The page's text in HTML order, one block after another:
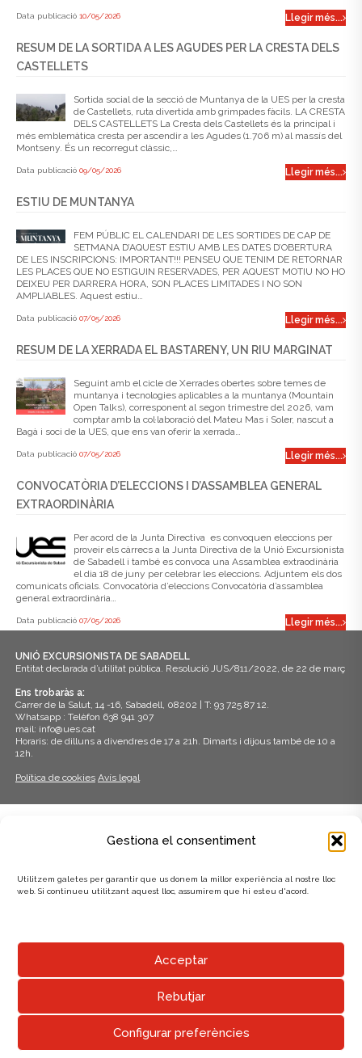
Gestiona el consentiment
Utilitzem galetes per garantir que us donem la millor experiència al nostre lloc
web. Si continueu utilitzant aquest lloc, assumirem que hi esteu d'acord.
Acceptar
Rebutjar
Configurar preferències
Data publicació 10/05/2026 Llegir més...
RESUM DE LA SORTIDA A LES AGUDES PER LA CRESTA DELS
CASTELLETS
Sortida social de la secció de Muntanya de la UES per la cresta
de Castellets, ruta divertida amb grimpades fàcils. LA CRESTA
DELS CASTELLETS La Cresta dels Castellets és la principal i
més emblemàtica cresta per ascendir a les Agudes (1.706 m) al massís del
Montseny. És un recorregut clàssic,…
Data publicació 09/05/2026 Llegir més...
ESTIU DE MUNTANYA
FEM PÚBLIC EL CALENDARI DE LES SORTIDES DE CAP DE
SETMANA D’AQUEST ESTIU AMB LES DATES D’OBERTURA
DE LES INSCRIPCIONS: IMPORTANT!!! PENSEU QUE TENIM DE RETORNAR
LES PLACES QUE NO ESTIGUIN RESERVADES, PER AQUEST MOTIU NO HO
DEIXEU PER DARRERA HORA, SON PLACES LIMITADES I NO SON
AMPLIABLES. Aquest estiu…
Data publicació 07/05/2026 Llegir més...
RESUM DE LA XERRADA EL BASTARENY, UN RIU MARGINAT
Seguint amb el cicle de Xerrades obertes sobre temes de
muntanya i tecnologies aplicables a la muntanya (Mountain
Open Talks), corresponent al segon trimestre del 2026, vam
comptar amb la col·laboració del Mateu Mas i Soler, nascut a
Bagà i soci de la UES, que ens van oferir la xerrada…
Data publicació 07/05/2026 Llegir més...
CONVOCATÒRIA D’ELECCIONS I D’ASSAMBLEA GENERAL
EXTRAORDINÀRIA
Per acord de la Junta Directiva es convoquen eleccions per
proveir els càrrecs a la Junta Directiva de la Unió Excursionista
de Sabadell i també es convoca una Assamblea extraodinària
el dia 18 de juny per celebrar les eleccions. Adjuntem els dos
comunicats oficials. Convocatòria d’eleccions Convocatòria d’assamblea
general extraordinària…
Data publicació 07/05/2026 Llegir més...
UNIÓ EXCURSIONISTA DE SABADELL
Entitat declarada d’utilitat pública. Resolució JUS/811/2022, de 22 de març
Ens trobaràs a:
Carrer de la Salut, 14 -16, Sabadell, 08202 | T: 93 725 87 12.
Whatsapp : Telèfon 638 941 307
mail: info@ues.cat
Horaris: de dilluns a divendres de 17 a 21h. Dimarts i dijous també de 10 a
12h.
Política de cookies Avís legal
AMB EL SUPORT DE:
UNIÓ EXCURSIONISTA DE SABADELL